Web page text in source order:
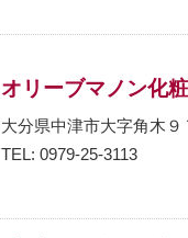
オリーブマノン化
大分県中津市大字角木９
TEL: 0979-25-3113